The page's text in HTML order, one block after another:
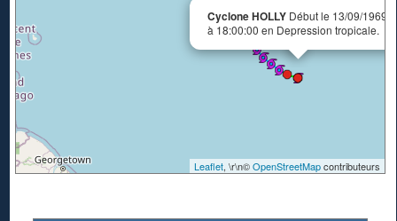
Cyclone HOLLY Début le 13/09/1969
à 18:00:00 en Depression tropicale.
Leaflet, \r\n©OpenStreetMapcontributeurs